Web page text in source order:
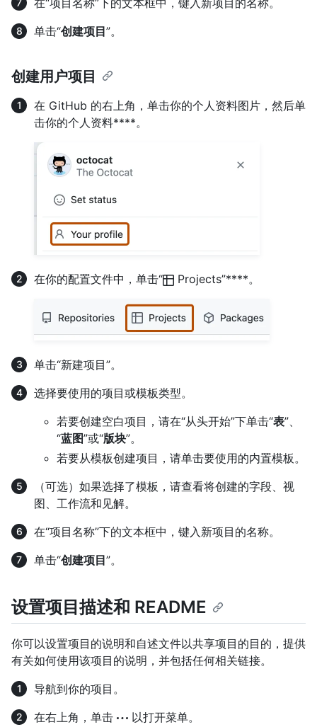
单击“创建项目”。
创建用户项目
在 GitHub 的右上角，单击你的个人资料图片，然后单
击你的个人资料****。
在你的配置文件中，单击“ Projects”****。
单击“新建项目”。
选择要使用的项目或模板类型。
若要创建空白项目，请在“从头开始”下单击“表”、
“蓝图”或“版块”。
若要从模板创建项目，请单击要使用的内置模板。
（可选）如果选择了模板，请查看将创建的字段、视
图、工作流和见解。
在“项目名称”下的文本框中，键入新项目的名称。
单击“创建项目”。
设置项目描述和 README
你可以设置项目的说明和自述文件以共享项目的目的，提供
有关如何使用该项目的说明，并包括任何相关链接。
导航到你的项目。
在右上角，单击
以打开菜单。